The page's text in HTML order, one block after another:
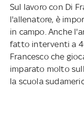
Sul lavoro con Di
l'allenatore, è
in campo. Anche
fatto interventi a
Francesco che
imparato molto
la scuola